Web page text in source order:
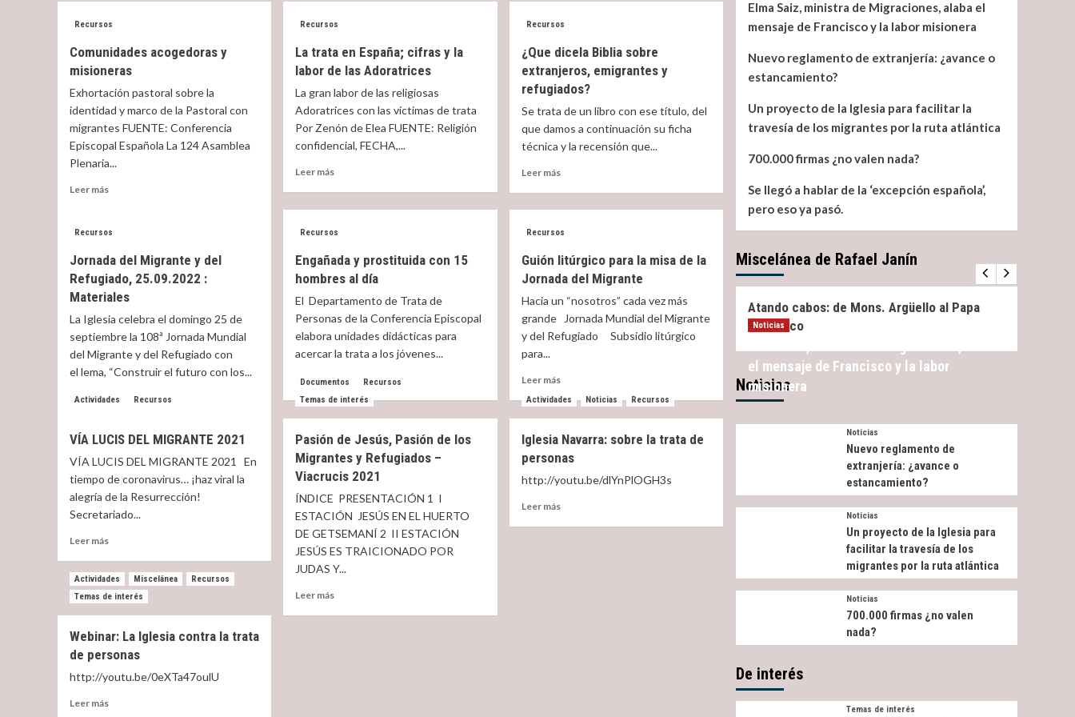
Recursos
Comunidades acogedoras y
misioneras
Exhortación pastoral sobre la
identidad y marco de la Pastoral con
migrantes FUENTE: Conferencia
Episcopal Española La 124 Asamblea
Plenaria...
Leer más
Comunidades
y
misioneras
Recursos
La trata en España; cifras y la
labor de las Adoratrices
La gran labor de las religiosas
Adoratrices con las víctimas de trata
Por Zenón de Elea FUENTE: Religión
confidencial, FECHA,...
Leer más
trata
España;
cifras
la
labor
de
las
Recursos
¿Que dicela Biblia sobre
extranjeros, emigrantes y
refugiados?
Se trata de un libro con ese título, del
que damos a continuación su ficha
técnica y la recensión que...
Leer másRead
dicela
sobre
extranjeros,
y
refugiados?
Recursos
Jornada del Migrante y del
Refugiado, 25.09.2022 :
Materiales
La Iglesia celebra el domingo 25 de
septiembre la 108ª Jornada Mundial
del Migrante y del Refugiado con
el lema, “Construir el futuro con los...
Leer másRead
Jornada
del
y
del
Refugiado,
Materiales
Recursos
Engañada y prostituida con 15
hombres al día
El Departamento de Trata de
Personas de la Conferencia Episcopal
elabora unidades didácticas para
acercar la trata a los jóvenes...
Leer másRead
about
y
prostituida
con
15
hombres
al
día
Recursos
Guión litúrgico para la misa de la
Jornada del Migrante
Hacia un “nosotros” cada vez más
grande Jornada Mundial del Migrante
y del Refugiado Subsidio litúrgico
para...
Leer másRead
about
litúrgico
para
misa
Jornada
Actividades Recursos
VÍA LUCIS DEL MIGRANTE 2021
VÍA LUCIS DEL MIGRANTE 2021 En
tiempo de coronavirus… ¡haz viral la
alegría de la Resurrección!
Secretariado...
Leer más
VÍA
LUCIS
DEL
MIGRANTE
2021
Documentos
Recursos
Temas de interés
Pasión de Jesús, Pasión de los
Migrantes y Refugiados –
Viacrucis 2021
ÍNDICE PRESENTACIÓN 1 I
ESTACIÓN JESÚS EN EL HUERTO
DE GETSEMANÍ 2 II ESTACIÓN
JESÚS ES TRAICIONADO POR
JUDAS Y...
Leer más
Actividades Noticias Recursos
Iglesia Navarra: sobre la trata de
personas
http://youtu.be/dlYnPlOGH3s
Leer másRead
Actividades Miscelánea
Recursos
Temas de interés
Webinar: La Iglesia contra la trata
de personas
http://youtu.be/0eXTa47oulU
Leer más
Elma Saiz, ministra de Migraciones, alaba el
mensaje de Francisco y la labor misionera
Nuevo reglamento de extranjería: ¿avance o
estancamiento?
Un proyecto de la Iglesia para facilitar la
travesía de los migrantes por la ruta atlántica
700.000 firmas ¿no valen nada?
Se llegó a hablar de la ‘excepción española’,
pero eso ya pasó.
Miscelánea de Rafael Janín
Miscelánea
La profesora de italiano que habla de Dios a
sus alumnos musulmanes
Miscelánea Noticias
Atando cabos: de Mons. Argüello al Papa
Francisco
Noticias
Noticias
el mensaje de Francisco y la labor
misionera
Noticias
Nuevo reglamento de
extranjería: ¿avance o
estancamiento?
Noticias
Un proyecto de la Iglesia para
facilitar la travesía de los
migrantes por la ruta atlántica
Noticias
700.000 firmas ¿no valen
nada?
De interés
Temas de interés